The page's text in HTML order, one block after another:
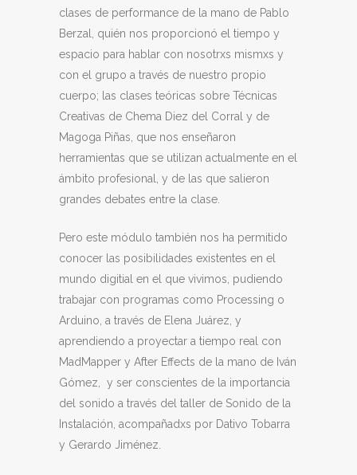
clases de performance de la mano de Pablo
Berzal, quién nos proporcionó el tiempo y
espacio para hablar con nosotrxs mismxs y
con el grupo a través de nuestro propio
cuerpo; las clases teóricas sobre Técnicas
Creativas de Chema Diez del Corral y de
Magoga Piñas, que nos enseñaron
herramientas que se utilizan actualmente en el
ámbito profesional, y de las que salieron
grandes debates entre la clase.
Pero este módulo también nos ha permitido
conocer las posibilidades existentes en el
mundo digitial en el que vivimos, pudiendo
trabajar con programas como Processing o
Arduino, a través de Elena Juárez, y
aprendiendo a proyectar a tiempo real con
MadMapper y After Effects de la mano de Iván
Gómez, y ser conscientes de la importancia
del sonido a través del taller de Sonido de la
Instalación, acompañadxs por Dativo Tobarra
y Gerardo Jiménez.